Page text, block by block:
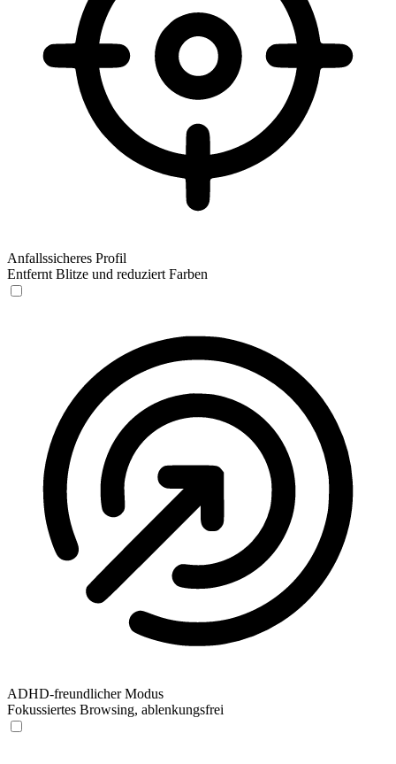
Anfallssicheres Profil
Entfernt Blitze und reduziert Farben
ADHD-freundlicher Modus
Fokussiertes Browsing, ablenkungsfrei